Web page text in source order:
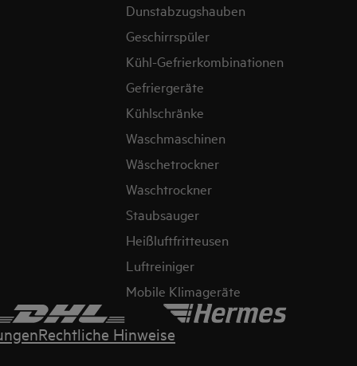
Dunstabzugshauben
Geschirrspüler
Kühl-Gefrierkombinationen
Gefriergeräte
Kühlschränke
Waschmaschinen
Wäschetrockner
Waschtrockner
Staubsauger
Heißluftfritteusen
Luftreiniger
Mobile Klimageräte
Rechtliche Hinweise